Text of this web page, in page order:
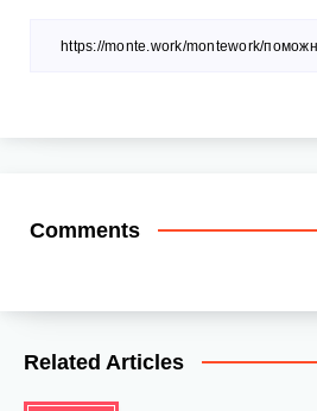
Comments
Related Articles